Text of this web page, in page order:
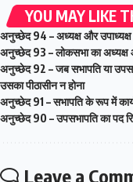
YOU MAY LIKE
अनुच्छेद 94 – अध्यक्ष और उपाध्यक्ष
अनुच्छेद 93 – लोकसभा का अध्यक्ष
अनुच्छेद 92 – जब सभापति या
उसका पीठासीन न होना
अनुच्छेद 91 – सभापति के रूप में
अनुच्छेद 90 – उपसभापति का पद
Leave a